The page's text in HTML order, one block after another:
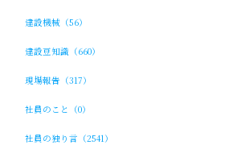
建設機械（56）
建設豆知識（660）
現場報告（317）
社員のこと（0）
社員の独り言（2541）